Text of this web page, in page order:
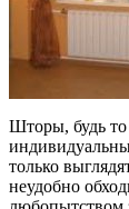
Шторы, будь
только
неудобно